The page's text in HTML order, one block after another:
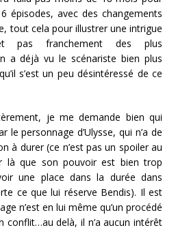
épisodes, avec des changements
tout cela pour illustrer une intrigue
pas franchement des plus
a déjà vu le scénariste bien plus
s’est un peu désintéressé de ce
je me demande bien qui
le personnage d’Ulysse, qui n’a de
à durer (ce n’est pas un spoiler au
là que son pouvoir est bien trop
une place dans la durée dans
ce que lui réserve Bendis). Il est
n’est en lui même qu’un procédé
conflit…au delà, il n’a aucun intérêt